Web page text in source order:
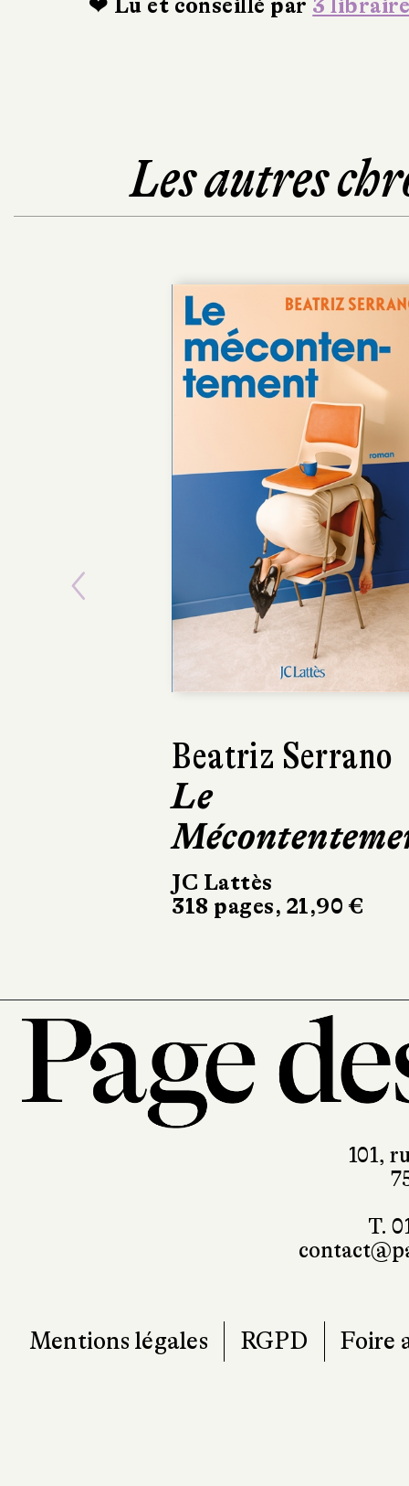
❤ Lu et conseillé par 3
Les autres
Beatriz Serrano
Le
JC Lattès
318 pages, 21,90 €
Alain
silicium
Folio
310 pages, 9,50
Previous
101,
T.
Mentions légales RGPD Foire